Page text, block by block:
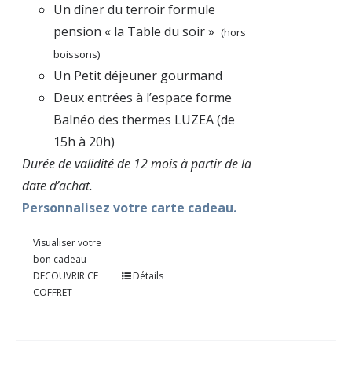
Un dîner du terroir formule
pension « la Table du soir »(hors
boissons)
Un Petit déjeuner gourmand
Deux entrées à l’espace forme
Balnéo des thermes LUZEA (de
15h à 20h)
Durée de validité de 12 mois à partir de la
date d’achat.
Personnalisez votre carte cadeau.
Visualiser votre
bon cadeau
DECOUVRIR CE
COFFRET
Détails